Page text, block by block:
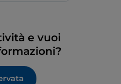
e vuoi